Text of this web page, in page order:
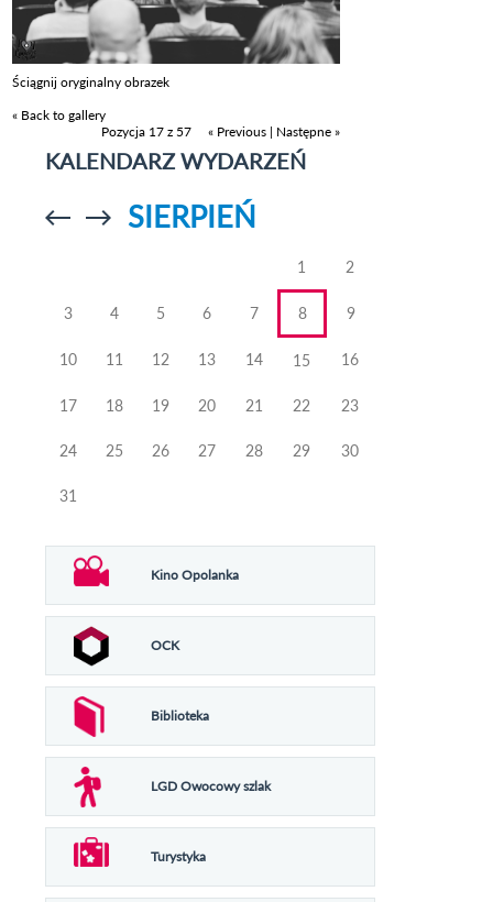
Ściągnij oryginalny obrazek
« Back to gallery
Pozycja 17 z 57
« Previous | Następne »
KALENDARZ WYDARZEŃ
Przejdź doPrzejdź do
SIERPIEŃ
1 2
3 4 5 6 7 8 9
10 11 12 13 14 15 16
17 18 19 20 21 22 23
24 25 26 27 28 29 30
31
Kino Opolanka
OCK
Biblioteka
LGD Owocowy szlak
Turystyka